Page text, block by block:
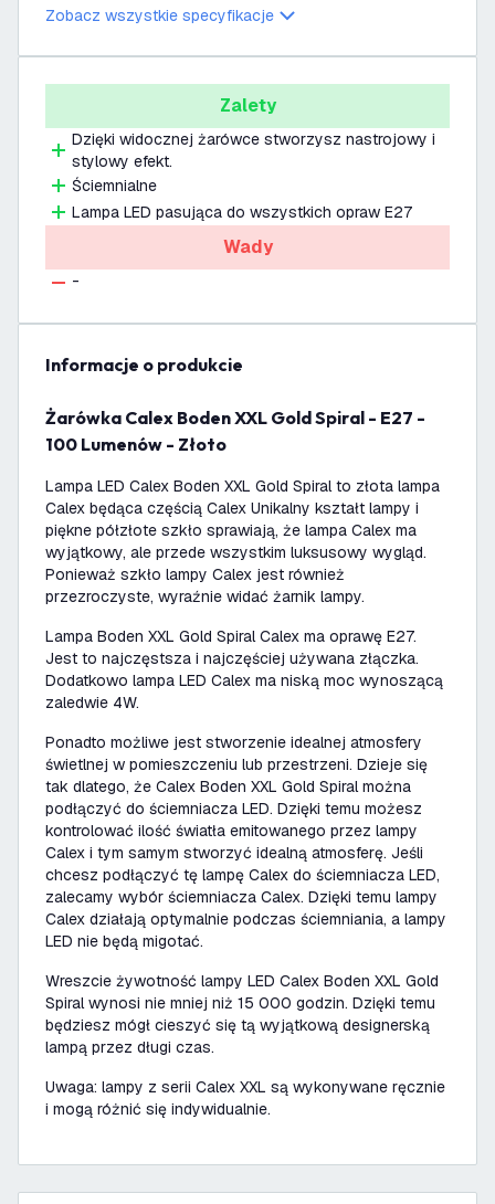
Zobacz wszystkie specyfikacje
Zalety
Dzięki widocznej żarówce stworzysz nastrojowy i
stylowy efekt.
Ściemnialne
Lampa LED pasująca do wszystkich opraw E27
Wady
-
informacje o produkcie
Żarówka Calex Boden XXL Gold Spiral - E27 -
100 Lumenów - Złoto
Lampa LED Calex Boden XXL Gold Spiral to złota lampa
Calex będąca częścią Calex Unikalny kształt lampy i
piękne półzłote szkło sprawiają, że lampa Calex ma
wyjątkowy, ale przede wszystkim luksusowy wygląd.
Ponieważ szkło lampy Calex jest również
przezroczyste, wyraźnie widać żarnik lampy.
Lampa Boden XXL Gold Spiral Calex ma oprawę E27.
Jest to najczęstsza i najczęściej używana złączka.
Dodatkowo lampa LED Calex ma niską moc wynoszącą
zaledwie 4W.
Ponadto możliwe jest stworzenie idealnej atmosfery
świetlnej w pomieszczeniu lub przestrzeni. Dzieje się
tak dlatego, że Calex Boden XXL Gold Spiral można
podłączyć do ściemniacza LED. Dzięki temu możesz
kontrolować ilość światła emitowanego przez lampy
Calex i tym samym stworzyć idealną atmosferę. Jeśli
chcesz podłączyć tę lampę Calex do ściemniacza LED,
zalecamy wybór ściemniacza Calex. Dzięki temu lampy
Calex działają optymalnie podczas ściemniania, a lampy
LED nie będą migotać.
Wreszcie żywotność lampy LED Calex Boden XXL Gold
Spiral wynosi nie mniej niż 15 000 godzin. Dzięki temu
będziesz mógł cieszyć się tą wyjątkową designerską
lampą przez długi czas.
Uwaga: lampy z serii Calex XXL są wykonywane ręcznie
i mogą różnić się indywidualnie.